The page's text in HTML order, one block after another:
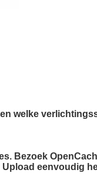
welke
Bezoek
eenvoudig